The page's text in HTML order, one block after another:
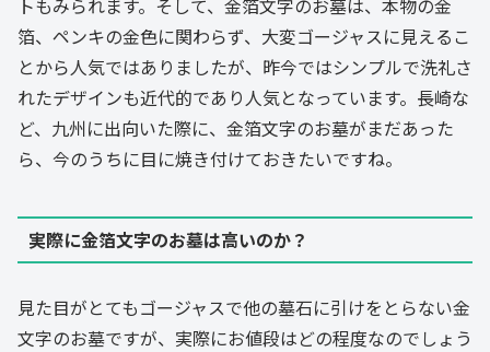
トもみられます。そして、金箔文字のお墓は、本物の金
箔、ペンキの金色に関わらず、大変ゴージャスに見えるこ
とから人気ではありましたが、昨今ではシンプルで洗礼さ
れたデザインも近代的であり人気となっています。長崎な
ど、九州に出向いた際に、金箔文字のお墓がまだあった
ら、今のうちに目に焼き付けておきたいですね。
実際に金箔文字のお墓は高いのか？
見た目がとてもゴージャスで他の墓石に引けをとらない金
文字のお墓ですが、実際にお値段はどの程度なのでしょう